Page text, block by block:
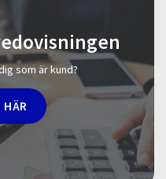
som är kund?
HÄR